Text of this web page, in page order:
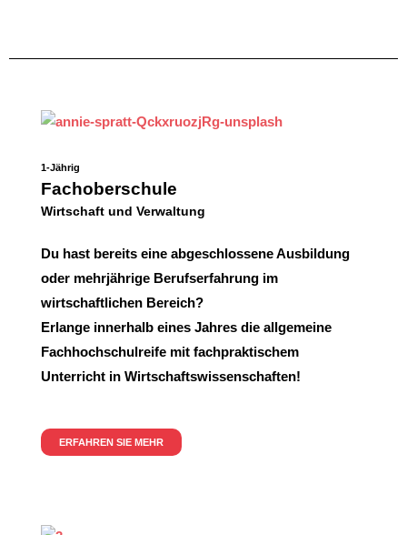
1-Jährig
Fachoberschule
Wirtschaft und Verwaltung
Du hast bereits eine abgeschlossene Ausbildung
oder mehrjährige Berufserfahrung im
wirtschaftlichen Bereich?
Erlange innerhalb eines Jahres die allgemeine
Fachhochschulreife mit fachpraktischem
Unterricht in Wirtschaftswissenschaften!
ERFAHREN SIE MEHR